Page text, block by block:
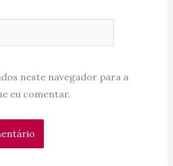
neste navegador para a
eu comentar.